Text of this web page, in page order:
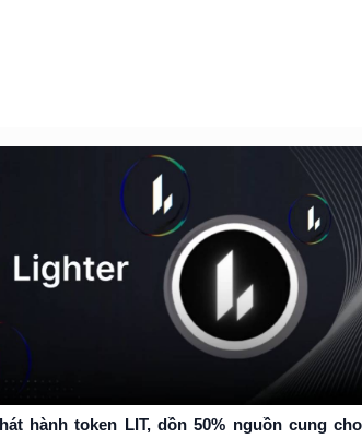
hành token LIT, dồn 50% nguồn cung